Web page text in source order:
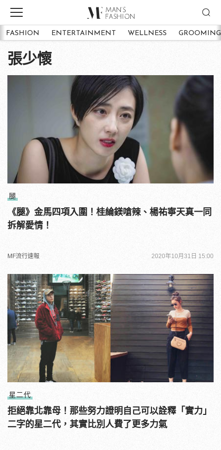
FASHION ENTERTAINMENT WELLNESS GROOMING
張少懷
腿
《腿》金馬四項入圍！桂綸鎂嗆辣、楊祐寧天真一同
拆解愛情！
MF流行速報 2020年10月31日 15:00
星二代
拒絕靠北靠母！那些努力證明自己可以詮釋「實力」
二字的星二代，其實比別人費了更多力氣